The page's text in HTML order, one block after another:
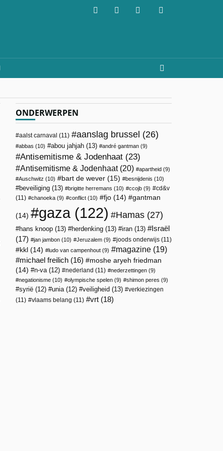
ONDERWERPEN
aalst carnaval (11) aanslag brussel (26)
abbas (10) abou jahjah (13) andré gantman (9)
Antisemitisme & Jodenhaat (23)
Antisemitisme & Jodenhaat(20) apartheid (9)
Auschwitz (10) bart de wever (15) besnijdenis (10)
beveiliging (13) brigitte herremans (10) ccojb (9)
cd&v
(11)
chanoeka (9) conflict (10) fjo (14) gantman
(14) gaza(122) Hamas (27)
hans knoop (13) herdenking (13) iran (13)
Israël
(17)
jan jambon (10) Jeruzalem (9) joods onderwijs (11)
kkl (14) ludo van campenhout (9) magazine (19)
michael freilich (16)
moshe aryeh friedman
(14)
n-va(12) nederland (11) nederzettingen (9)
negationisme (10) olympische spelen (9) shimon peres (9)
syrië (12) unia(12) veiligheid (13)
verkiezingen
(11)
vlaams belang (11) vrt (18)